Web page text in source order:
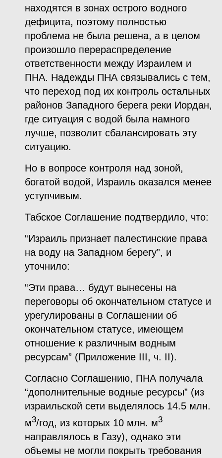
находятся в зонах острого водного
дефицита, поэтому полностью
проблема не была решена, а в целом
произошло перераспределение
ответственности между Израилем и
ПНА. Надежды ПНА связывались с тем,
что переход под их контроль остальных
районов Западного берега реки Иордан,
где ситуация с водой была намного
лучше, позволит сбалансировать эту
ситуацию.
Но в вопросе контроля над зоной,
богатой водой, Израиль оказался менее
уступчивым.
Табское Соглашение подтвердило, что:
“Израиль признает палестинские права
на воду на Западном берегу”, и
уточнило:
“Эти права… будут вынесены на
переговоры об окончательном статусе и
урегулированы в Соглашении об
окончательном статусе, имеющем
отношение к различным водным
ресурсам” (Приложение III, ч. II).
Согласно Соглашению, ПНА получала
“дополнительные водные ресурсы” (из
израильской сети выделялось 14.5 млн.
м3/год, из которых 10 млн. м3
направлялось в Газу), однако эти
объемы не могли покрыть требования